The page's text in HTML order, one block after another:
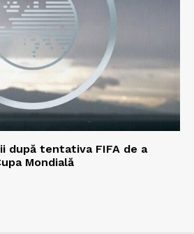
după tentativa FIFA de a
Mondială